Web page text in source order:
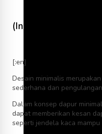
(Indonesia)
[:en]
Desain minimalis
sederhana dan
Dalam konsep dapur
dapat memberikan kesan
seperti jendela kaca